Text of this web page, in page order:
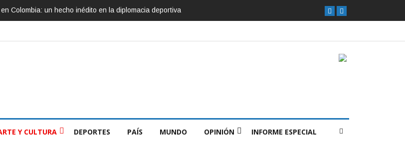
Colombia: un hecho inédito en la diplomacia deportiva
Y CULTURA DEPORTES PAÍS MUNDO OPINIÓN INFORME ESPECIAL